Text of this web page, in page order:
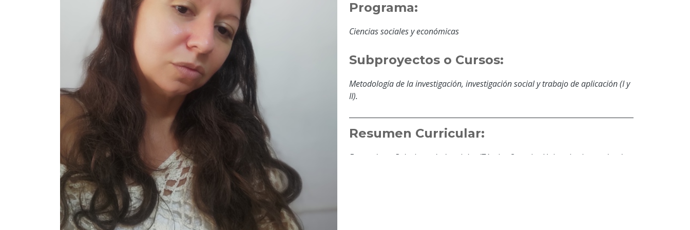
Programa:
Ciencias sociales y económicas
Subproyectos o Cursos:
Metodología de la investigación, investigación social y trabajo de aplicación (I y
II).
Resumen Curricular:
Formada en Relaciones Industriales (Técnico Superior Universitario, graduada